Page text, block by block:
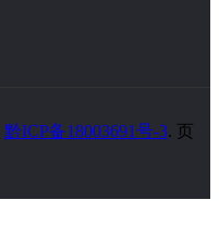
黔ICP备18003691号-3. 页